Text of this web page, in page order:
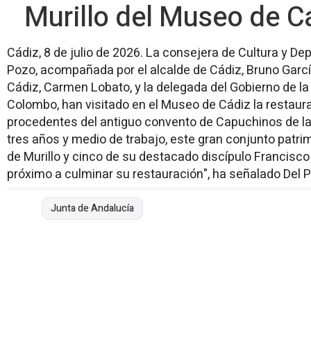
Murillo del Museo de
Cádiz, 8 de julio de 2026. La consejera de Cultura y
Pozo, acompañada por el alcalde de Cádiz, Bruno
Cádiz, Carmen Lobato, y la delegada del Gobierno de
Colombo, han visitado en el Museo de Cádiz la
procedentes del antiguo convento de Capuchinos de
tres años y medio de trabajo, este gran conjunto
de Murillo y cinco de su destacado discípulo
próximo a culminar su restauración", ha señalado Del
Junta de Andalucía